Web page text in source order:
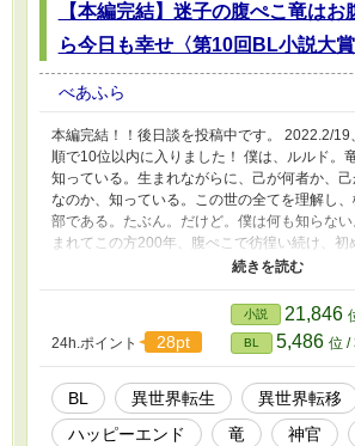
【本編完結】迷子の腹ぺこ竜はお
ら今日も幸せ〈第10回BL小説大賞
べあふら
本編完結！！後日談を投稿中です。 2022.2/19
順で10位以内に入りました！ 僕は、ルルド。
知っている。生まれながらに、己が何者か、
なのか、知っている。この世の全てを理解し
部である。たぶん。だけど。僕は何も知らな
まれてこの方200年、腹ぺこで彷徨い続け、初
い人。それが、ヴァルだ。 竜の神子とか、竜
神官とか。予言とか世界の危機とか。全然わ
いいけど。 とにかく、僕は、お腹いっぱいに
ぺこで、迷子な｜竜《ぼく》が、ヴァルを食べ
られたりしながら、お腹いっぱいになるまで
荒んだ死にかけ神官×迷子の腹ぺこ竜（竜体と
※R18には＊を付けます
24h.ポイント 28pt
小説 21,846
BL 5,486 位 /
BL 異世界転生
異世界転移
ハッピーエンド
竜 神官